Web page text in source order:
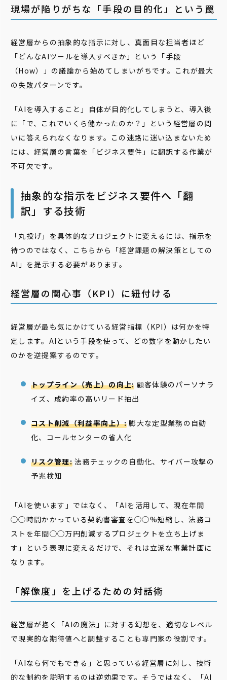
現場が陥りがちな「手段の目的化」という罠
経営層からの抽象的な指示に対し、真面目な担当者ほど
「どんなAIツールを導入すべきか」という「手段
（How）」の議論から始めてしまいがちです。これが最大
の失敗パターンです。
「AIを導入すること」自体が目的化してしまうと、導入後
に「で、これでいくら儲かったのか？」という経営層の問
いに答えられなくなります。この迷路に迷い込まないため
には、経営層の言葉を「ビジネス要件」に翻訳する作業が
不可欠です。
抽象的な指示をビジネス要件へ「翻
訳」する技術
「丸投げ」を具体的なプロジェクトに変えるには、指示を
待つのではなく、こちらから「経営課題の解決策としての
AI」を提示する必要があります。
経営層の関心事（KPI）に紐付ける
経営層が最も気にかけている経営指標（KPI）は何かを特
定します。AIという手段を使って、どの数字を動かしたい
のかを逆提案するのです。
トップライン（売上）の向上: 顧客体験のパーソナラ
イズ、成約率の高いリード抽出
コスト削減（利益率向上）: 膨大な定型業務の自動
化、コールセンターの省人化
リスク管理:法務チェックの自動化、サイバー攻撃の
予兆検知
「AIを使います」ではなく、「AIを活用して、現在年間
◯◯時間かかっている契約書審査を◯◯%短縮し、法務コ
ストを年間◯◯万円削減するプロジェクトを立ち上げま
す」という表現に変えるだけで、それは立派な事業計画に
なります。
「解像度」を上げるための対話術
経営層が抱く「AIの魔法」に対する幻想を、適切なレベル
で現実的な期待値へと調整することも専門家の役割です。
「AIなら何でもできる」と思っている経営層に対し、技術
的な制約を説明するのは逆効果です。そうではなく、「AI